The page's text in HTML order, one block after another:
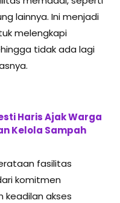
lainnya. Ini menjadi
melengkapi
tidak ada lagi
Haris Ajak Warga
Kelola Sampah
fasilitas
komitmen
akses